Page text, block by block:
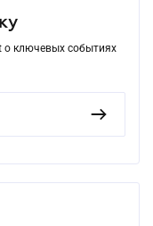
о ключевых событиях